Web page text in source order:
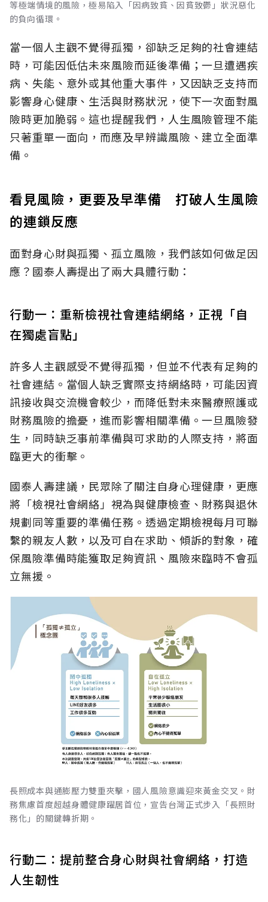
等極端情境的風險，極易陷入「因病致貧、因貧致鬱」狀況惡化
的負向循環。
當一個人主觀不覺得孤獨，卻缺乏足夠的社會連結
時，可能因低估未來風險而延後準備；一旦遭遇疾
病、失能、意外或其他重大事件，又因缺乏支持而
影響身心健康、生活與財務狀況，使下一次面對風
險時更加脆弱。這也提醒我們，人生風險管理不能
只著重單一面向，而應及早辨識風險、建立全面準
備。
看見風險，更要及早準備 打破人生風險
的連鎖反應
面對身心財與孤獨、孤立風險，我們該如何做足因
應？國泰人壽提出了兩大具體行動：
行動一：重新檢視社會連結網絡，正視「自
在獨處盲點」
許多人主觀感受不覺得孤獨，但並不代表有足夠的
社會連結。當個人缺乏實際支持網絡時，可能因資
訊接收與交流機會較少，而降低對未來醫療照護或
財務風險的擔憂，進而影響相關準備。一旦風險發
生，同時缺乏事前準備與可求助的人際支持，將面
臨更大的衝擊。
國泰人壽建議，民眾除了關注自身心理健康，更應
將「檢視社會網絡」視為與健康檢查、財務與退休
規劃同等重要的準備任務。透過定期檢視每月可聯
繫的親友人數，以及可自在求助、傾訴的對象，確
保風險準備時能獲取足夠資訊、風險來臨時不會孤
立無援。
長照成本與通膨壓力雙重夾擊，國人風險意識迎來黃金交叉。財
務焦慮首度超越身體健康躍居首位，宣告台灣正式步入「長照財
務化」的關鍵轉折期。
行動二：提前整合身心財與社會網絡，打造
人生韌性